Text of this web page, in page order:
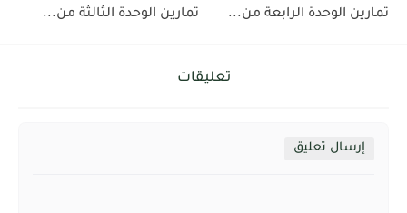
تمارين الوحدة الرابعة من...
تمارين الوحدة الثالثة من...
تعليقات
إرسال تعليق